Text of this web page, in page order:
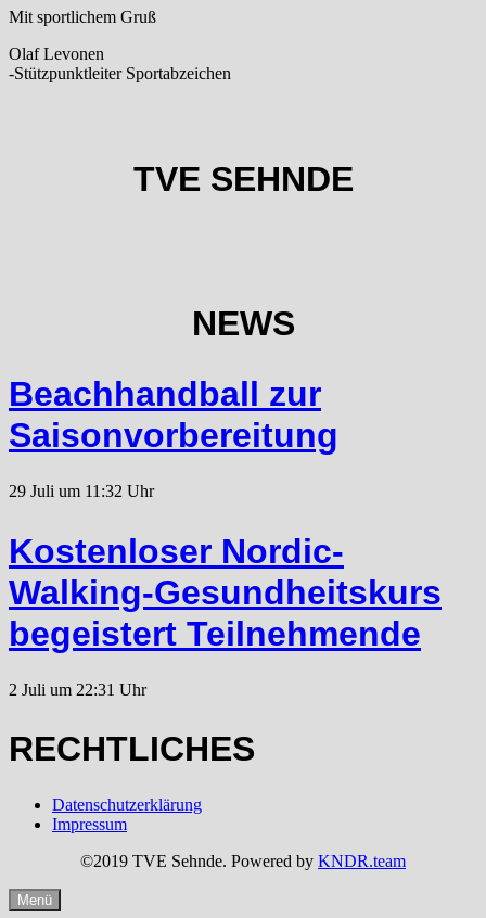
Mit sportlichem Gruß
Olaf Levonen
-Stützpunktleiter Sportabzeichen
TVE SEHNDE
NEWS
Beachhandball zur
Saisonvorbereitung
29 Juli um 11:32 Uhr
Kostenloser Nordic-
Walking-Gesundheitskurs
begeistert Teilnehmende
2 Juli um 22:31 Uhr
RECHTLICHES
Datenschutzerklärung
Impressum
©2019 TVE Sehnde. Powered by KNDR.team
Menü